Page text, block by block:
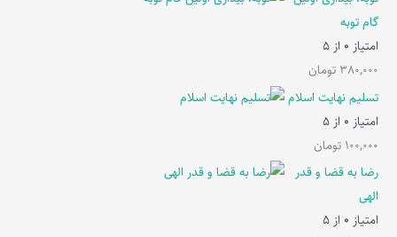
گام توبه
امتیاز 0 از 5
380,000 تومان
تسلیم نهایت اسلام
امتیاز 0 از 5
100,000 تومان
رضا به قضا و قدر
الهی
امتیاز 0 از 5